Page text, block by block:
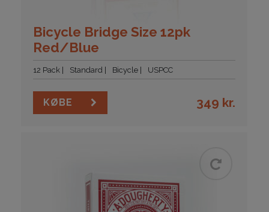
Bicycle Bridge Size 12pk
Red/Blue
12 Pack Standard Bicycle USPCC
KØBE 349 kr.